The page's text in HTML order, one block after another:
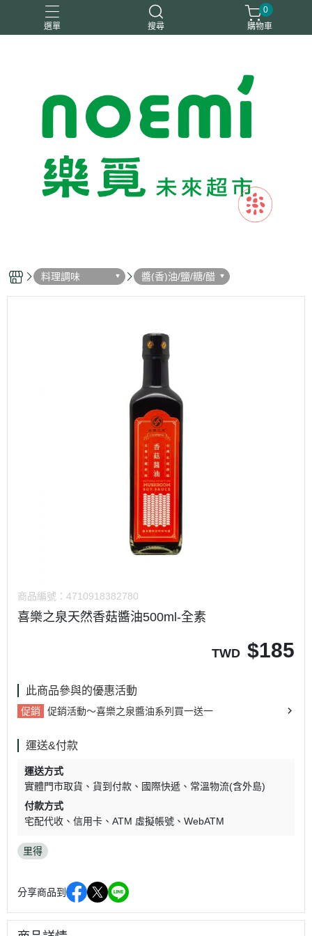
選單 搜尋
0
購物車
料理調味 醬(香)油/鹽/糖/醋
商品編號： 4710918382780
喜樂之泉天然香菇醬油500ml-全素
TWD $185
此商品參與的優惠活動
促銷 促銷活動～喜樂之泉醬油系列買一送一
運送&付款
運送方式
實體門市取貨
貨到付款 國際快遞
常溫物流(含外島)
付款方式
宅配代收
信用卡 ATM 虛擬帳號 WebATM
里得
分享商品到